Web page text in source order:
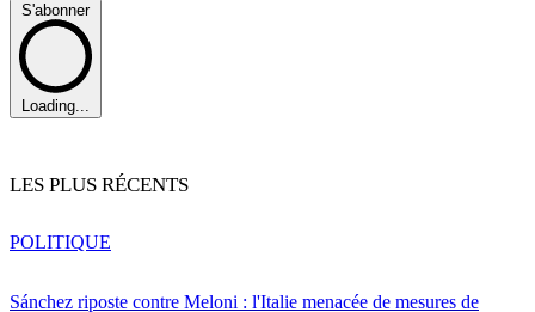
S'abonner
Loading...
LES PLUS RÉCENTS
Sánchez riposte contre Meloni : l'Italie menacée de mesures de
POLITIQUE